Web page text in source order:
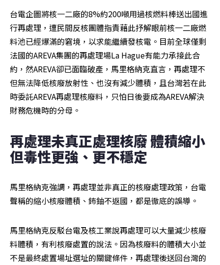
台電企圖將核一二廠的8%約200噸用過核燃料棒送出國進
行再處理，遭民間反核團體指責藉此抒解眼前核一二廠燃
料池已經爆滿的窘境，以求能繼續發核電。目前全球僅剩
法國的AREVA集團的再處理場La Hague有能力承接此合
約，然AREVA卻已面臨破產，馬里格納克直言，再處理不
但無法降低核廢放射性、也沒有減少體積，且台灣若在此
時委託AREVA再處理核廢料，只怕日後要成為AREVA解決
財務危機時的分母。
再處理未真正處理核廢 體積縮小
但毒性更強、更不穩定
馬里格納克強調，再處理並非真正的核廢處理政策，台電
聲稱的縮小核廢體積、鈽鈾不返國，都是徹底的誤導。
馬里格納克反駁台電及核工業說再處理可以大量減少核廢
料體積，有利核廢處置的說法。因為核廢料的體積大小並
不是最終處置場址選址的關鍵條件，再處理後送回台灣的